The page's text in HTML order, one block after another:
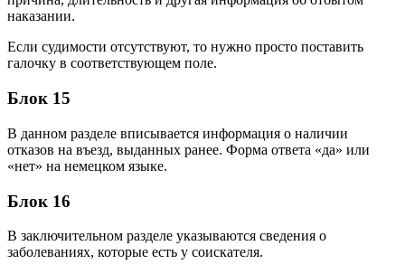
наказании.
Если судимости отсутствуют, то нужно просто поставить
галочку в соответствующем поле.
Блок 15
В данном разделе вписывается информация о наличии
отказов на въезд, выданных ранее. Форма ответа «да» или
«нет» на немецком языке.
Блок 16
В заключительном разделе указываются сведения о
заболеваниях, которые есть у соискателя.